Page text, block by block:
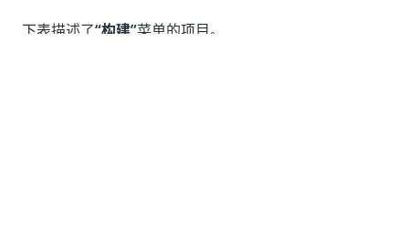
下表描述了“构建”菜单的项目。